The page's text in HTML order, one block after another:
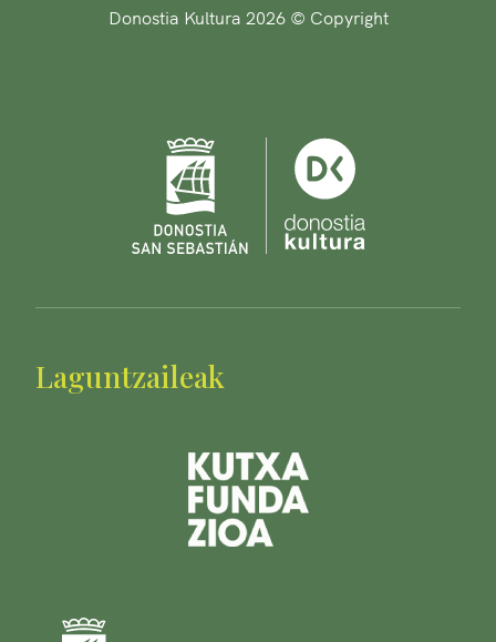
Donostia Kultura 2026 © Copyright
Laguntzaileak